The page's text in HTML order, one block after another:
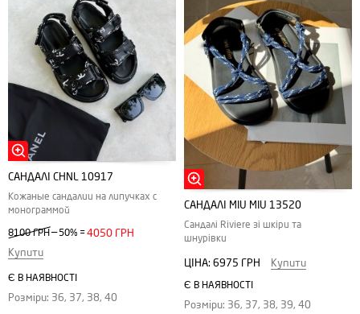
САНДАЛІ CHNL 10917
Кожаные сандалии на липучках с
монограммой
8100 ГРН — 50% =4050 ГРН
Купити
Є В НАЯВНОСТІ
Розміри: 36, 37, 38, 40
САНДАЛІ MIU MIU 13520
Сандалі Riviere зі шкіри та
шнурівки
ЦІНА: 6975 ГРН Купити
Є В НАЯВНОСТІ
Розміри: 36, 37, 38, 39, 40